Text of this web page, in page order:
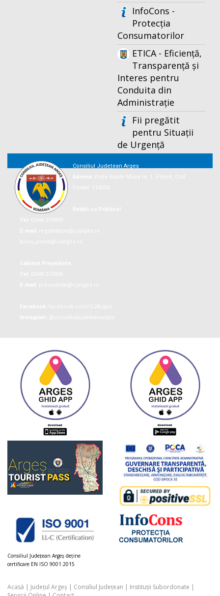
InfoCons -
Protecția
Consumatorilor
ETICA - Eficiență,
Transparență și
Interes pentru
Conduita din
Administrație
Fii pregătit
pentru Situații
de Urgență
Consiliul Județean Argeș
Consiliul Judeţean Argeș deţine
certificare EN ISO 9001:2015
Acasă | Județul Argeș | Consiliul Județean | Instituții Subordonate |